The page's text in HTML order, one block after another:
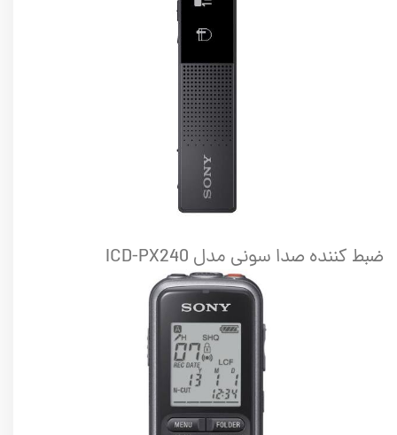
ضبط کننده صدا سونی مدل ICD-PX240